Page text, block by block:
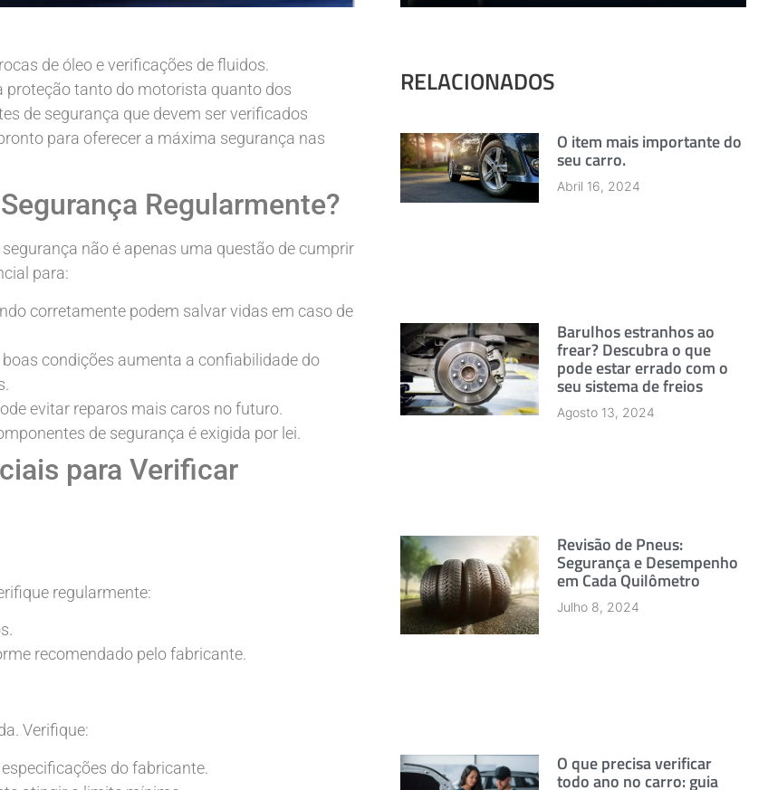
de óleo e verificações de fluidos.
proteção tanto do motorista quanto dos
de segurança que devem ser verificados
para oferecer a máxima segurança nas
Regularmente?
não é apenas uma questão de cumprir
para:
corretamente podem salvar vidas em caso de
condições aumenta a confiabilidade do
evitar reparos mais caros no futuro.
de segurança é exigida por lei.
para Verificar
regularmente:
recomendado pelo fabricante.
Verifique:
do fabricante.
RELACIONADOS
O item mais importante do
seu carro.
Abril 16, 2024
Barulhos estranhos ao
frear? Descubra o que
pode estar errado com o
seu sistema de freios
Agosto 13, 2024
Revisão de Pneus:
Segurança e Desempenho
em Cada Quilômetro
Julho 8, 2024
O que precisa verificar
todo ano no carro: guia